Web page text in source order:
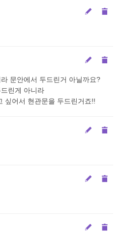
문안에서 두드린거 아닐까요?
린게 아니라
싶어서 현관문을 두드린거죠!!